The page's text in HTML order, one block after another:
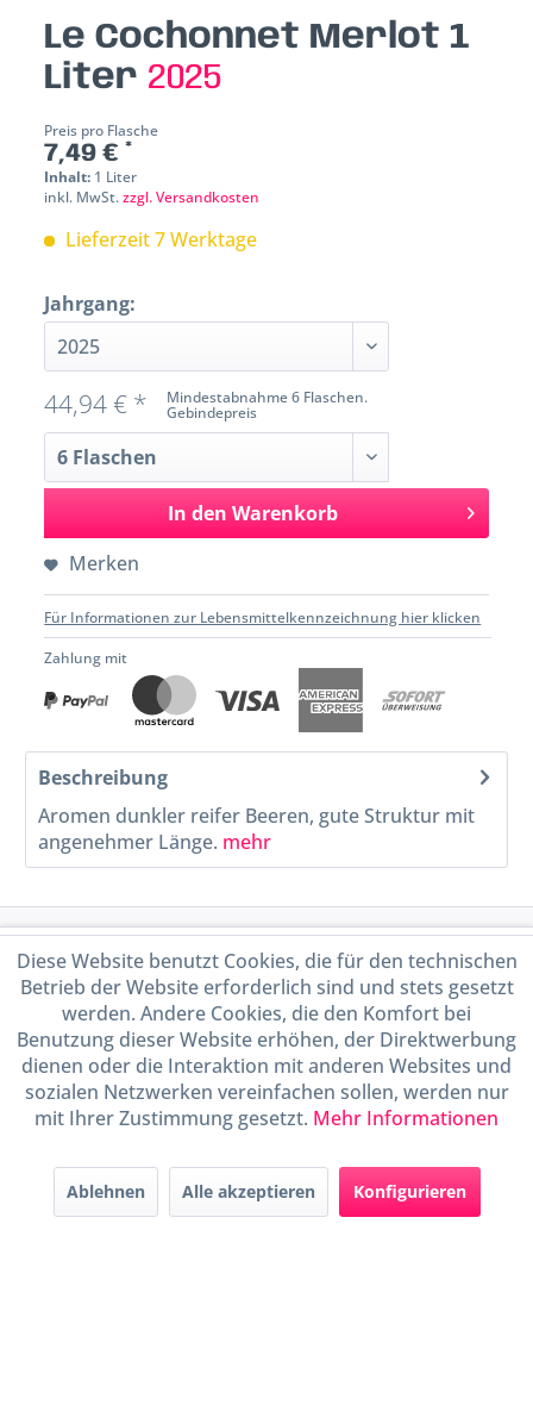
Le Cochonnet Merlot 1
Liter 2025
Preis pro Flasche
7,49 € *
Inhalt: 1 Liter
inkl. MwSt.zzgl. Versandkosten
Lieferzeit 7 Werktage
Jahrgang:
Mindestabnahme 6 Flaschen.
Gebindepreis
44,94 € *
In den Warenkorb
Merken
Für Informationen zur Lebensmittelkennzeichnung hier klicken
Zahlung mit
Beschreibung
Aromen dunkler reifer Beeren, gute Struktur mit
angenehmer Länge. mehr
Service Hotline
Shop Service
Informationen
Handel mit BIO-Weinen
durch DE-ÖKO-009
Diese Website benutzt Cookies, die für den technischen
Betrieb der Website erforderlich sind und stets gesetzt
werden. Andere Cookies, die den Komfort bei
Benutzung dieser Website erhöhen, der Direktwerbung
dienen oder die Interaktion mit anderen Websites und
sozialen Netzwerken vereinfachen sollen, werden nur
mit Ihrer Zustimmung gesetzt. Mehr Informationen
Ablehnen Alle akzeptieren Konfigurieren